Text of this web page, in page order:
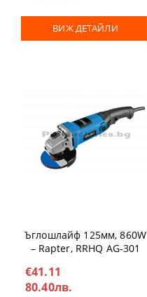
ВИЖ ДЕТАЙЛИ
Ъглошлайф 125мм, 860W
– Rapter, RRHQ AG-301
€41.11
80.40лв.